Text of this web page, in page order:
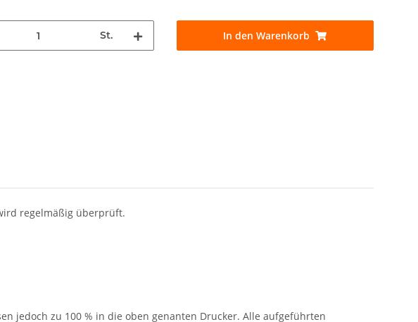
St. In den Warenkorb
regelmäßig überprüft.
jedoch zu 100 % in die oben genanten Drucker. Alle aufgeführten